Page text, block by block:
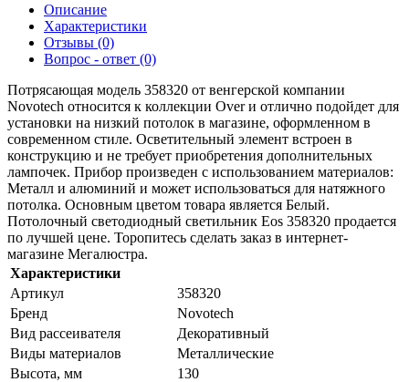
Описание
Характеристики
Отзывы (0)
Вопрос - ответ (0)
Потрясающая модель 358320 от венгерской компании
Novotech относится к коллекции Over и отлично подойдет для
установки на низкий потолок в магазине, оформленном в
современном стиле. Осветительный элемент встроен в
конструкцию и не требует приобретения дополнительных
лампочек. Прибор произведен с использованием материалов:
Металл и алюминий и может использоваться для натяжного
потолка. Основным цветом товара является Белый.
Потолочный светодиодный светильник Eos 358320 продается
по лучшей цене. Торопитесь сделать заказ в интернет-
магазине Мегалюстра.
Характеристики
Артикул
358320
Бренд
Novotech
Вид рассеивателя
Декоративный
Виды материалов
Металлические
Высота, мм
130